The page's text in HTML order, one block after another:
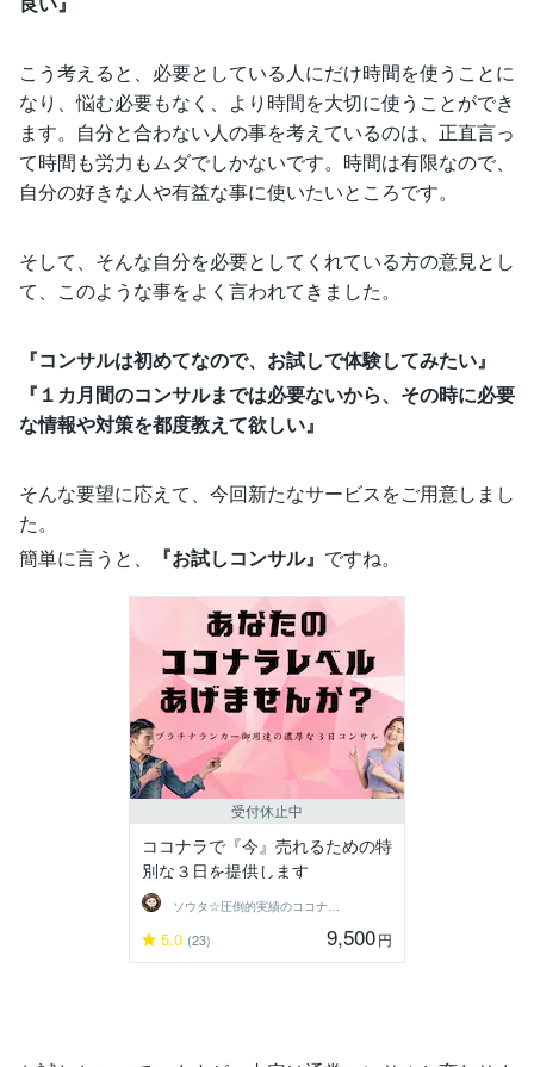
こう考えると、必要としている人にだけ時間を使うことに
なり、悩む必要もなく、より時間を大切に使うことができ
ます。自分と合わない人の事を考えているのは、正直言っ
て時間も労力もムダでしかないです。時間は有限なので、
自分の好きな人や有益な事に使いたいところです。
そして、そんな自分を必要としてくれている方の意見とし
て、このような事をよく言われてきました。
『コンサルは初めてなので、お試しで体験してみたい』
『１カ月間のコンサルまでは必要ないから、その時に必要
な情報や対策を都度教えて欲しい』
そんな要望に応えて、今回新たなサービスをご用意しまし
た。
簡単に言うと、
『お試しコンサル』 ですね。
受付休止中
ココナラで『今』売れるための特
別な３日を提供します
ソウタ☆圧倒的実績のココナ ラのコンサル
5.0 (23) 9,500円